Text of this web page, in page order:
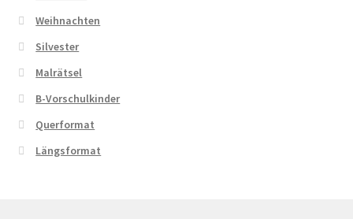
Weihnachten
Silvester
Malrätsel
B-Vorschulkinder
Querformat
Längsformat